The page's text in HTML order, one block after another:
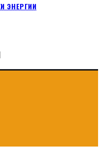
ЭНЕРГИИ